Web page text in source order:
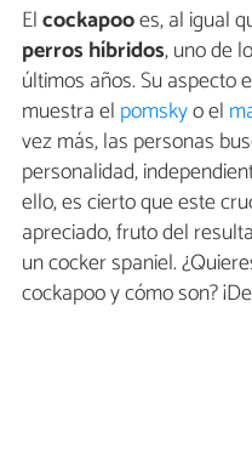
Elcockapooes, al igual
perros híbridos, uno de
últimos años. Su aspecto
muestra el pomskyo el
vez más, las personas
personalidad,
ello, es cierto que este
apreciado, fruto del
un cocker spaniel.
cockapoo y cómo son?